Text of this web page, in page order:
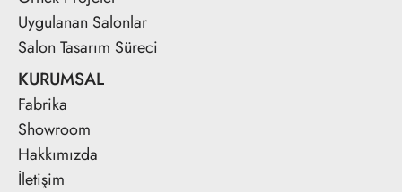
Uygulanan Salonlar
Salon Tasarım Süreci
KURUMSAL
Fabrika
Showroom
Hakkımızda
İletişim